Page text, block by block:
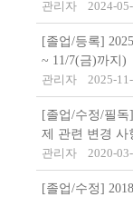
관리자
2024-
[졸업/등록]
~ 11/7(금)까지)
관리자
2025-
[졸업/수정/필독
제 관련 변경 사
관리자
2020-
[졸업/수정]